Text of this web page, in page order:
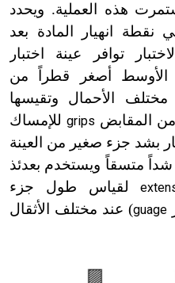
هذه العملية. ويحدد
نقطة انهيار المادة بعد
توافر عينة اختبار
الأوسط أصغر قطراً من
مختلف الأحمال وتقيسها
المقابض grips للإمساك
بشد جزء صغير من العينة
متسقاً ويستخدم بعدئذ
لقياس طول جزء
guage) عند مختلف الأثقال